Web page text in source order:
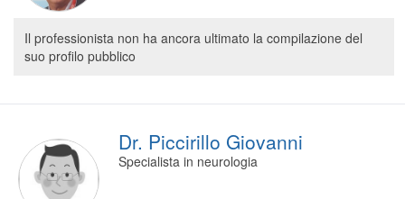
Il professionista non ha ancora ultimato la compilazione del
suo profilo pubblico
Dr. Piccirillo Giovanni
Specialista in neurologia